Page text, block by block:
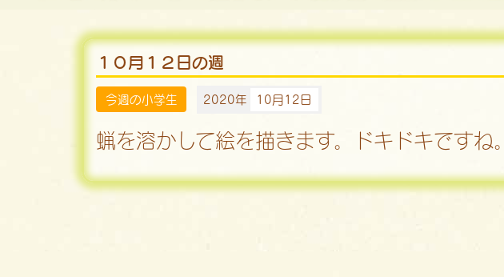
１０月１２日の週
今週の小学生 2020年 10月12日
蝋を溶かして絵を描きます。ドキドキですね。